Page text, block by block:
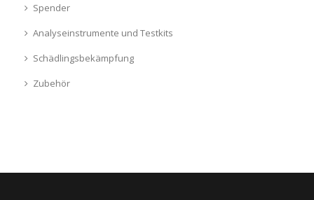
Spender
Analyseinstrumente und Testkits
Schädlingsbekämpfung
Zubehör